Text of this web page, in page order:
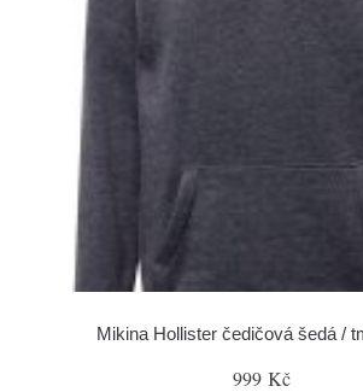
Mikina Hollister čedičová šedá /
999 Kč